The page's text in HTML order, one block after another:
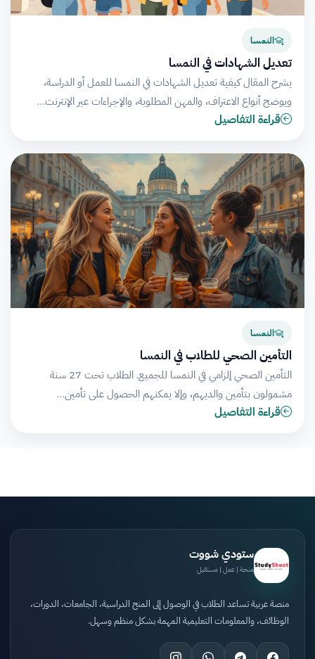
النمسا
تعديل الشهادات في النمسا
يشرح المقال كيفية تعديل الشهادات في النمسا للعمل أو الدراسة،
ويوضح أنواع الاعتراف، والمهن المطلوبة، والإجراءات عبر الإنترنت…
قراءة التفاصيل
النمسا
التأمين الصحي للطلاب في النمسا
التأمين الصحي إلزامي في النمسا للجميع. الطلاب تحت 27 سنة
مشمولون بتأمين والديهم، وإلا يمكنهم الحصول على تأمين…
قراءة التفاصيل
ستودي شووت
منحة | عمل | مستقبل
منصة عربية تساعد الطلاب في الوصول إلى المنح الدراسية، الجامعات، الدورات،
الوظائف، والمعلومات التعليمية المهمة بشكل منظم وسهل.